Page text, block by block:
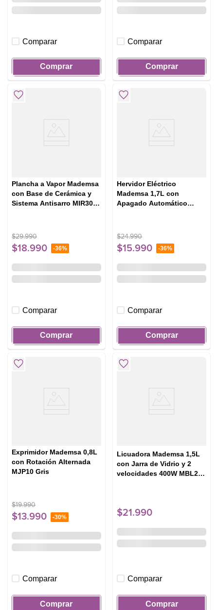
Comparar
Comprar
Comparar
Comprar
Plancha a Vapor Mademsa
con Base de Cerámica y
Sistema Antisarro MIR30
$29.990
$18.990 -36%
Comparar
Comprar
Hervidor Eléctrico
Mademsa 1,7L con
Apagado Automático
$24.990
$15.990 -36%
Comparar
Comprar
Exprimidor Mademsa 0,8L
con Rotación Alternada
MJP10 Gris
$19.990
$13.990 -30%
Comparar
Comprar
Licuadora Mademsa 1,5L
con Jarra de Vidrio y 2
velocidades 400W MBL20
$21 .990
Comparar
Comprar